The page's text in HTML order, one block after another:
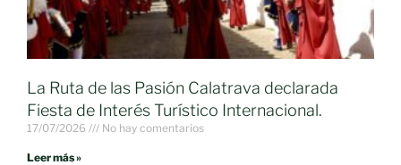
La Ruta de las Pasión Calatrava declarada
Fiesta de Interés Turístico Internacional.
17/07/2026 No hay comentarios
Leer más »